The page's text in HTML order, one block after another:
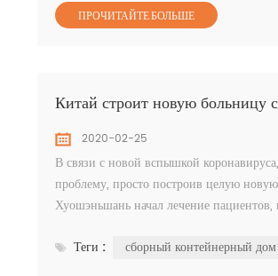
ПРОЧИТАЙТЕ БОЛЬШЕ
Китай строит новую больницу
2020-02-25
В связи с новой вспышкой
проблему, просто построив целую
Хуошэньшань начал лечение
Теги :
сборный контейнерный дом